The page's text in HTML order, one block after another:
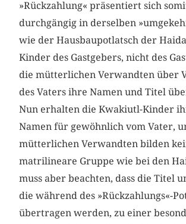
»Rückzahlung« präsentiert sich
durchgängig in derselben
wie der Hausbaupotlatsch der
Kinder des Gastgebers, nicht des
die mütterlichen Verwandten über
des Vaters ihre Namen und Titel
Nun erhalten die Kwakiutl-Kinder
Namen für gewöhnlich vom Vater,
mütterlichen Verwandten bilden
matrilineare Gruppe wie bei den
muss aber beachten, dass die Titel
die während des »Rückzahlungs«-
übertragen werden, zu einer